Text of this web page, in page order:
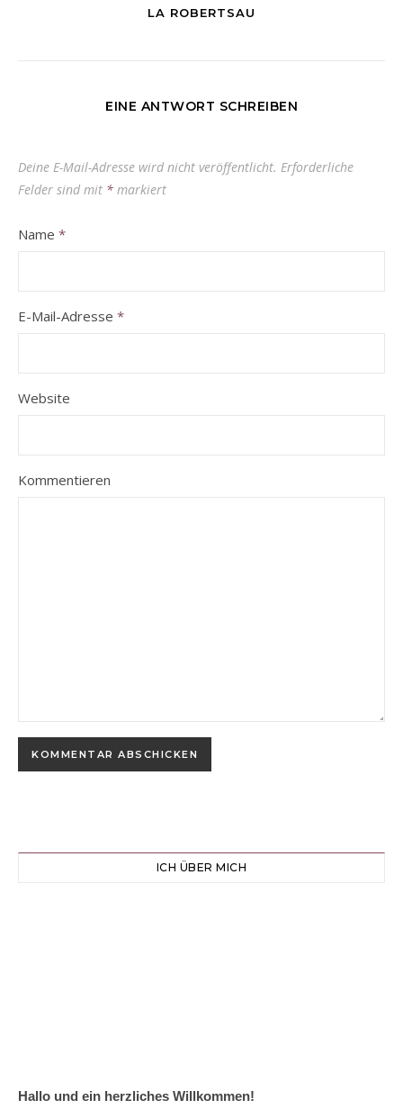
LA ROBERTSAU
EINE ANTWORT SCHREIBEN
Deine E-Mail-Adresse wird nicht veröffentlicht. Erforderliche
Felder sind mit * markiert
Name *
E-Mail-Adresse *
Website
Kommentieren
ICH ÜBER MICH
Hallo und ein herzliches Willkommen!